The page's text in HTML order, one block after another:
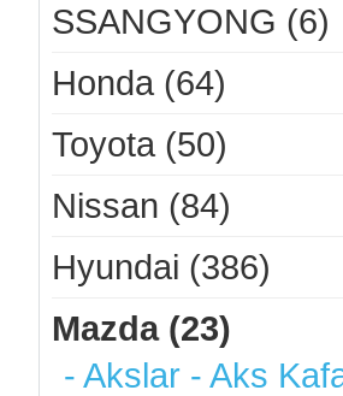
SSANGYONG (6)
Honda (64)
Toyota (50)
Nissan (84)
Hyundai (386)
Mazda (23)
- Akslar - Aks